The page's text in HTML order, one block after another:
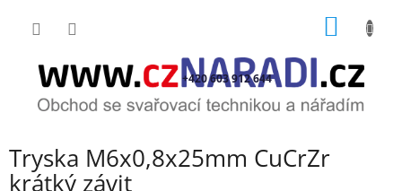
+420 603 912 644
Tryska M6x0,8x25mm CuCrZr
krátký závit